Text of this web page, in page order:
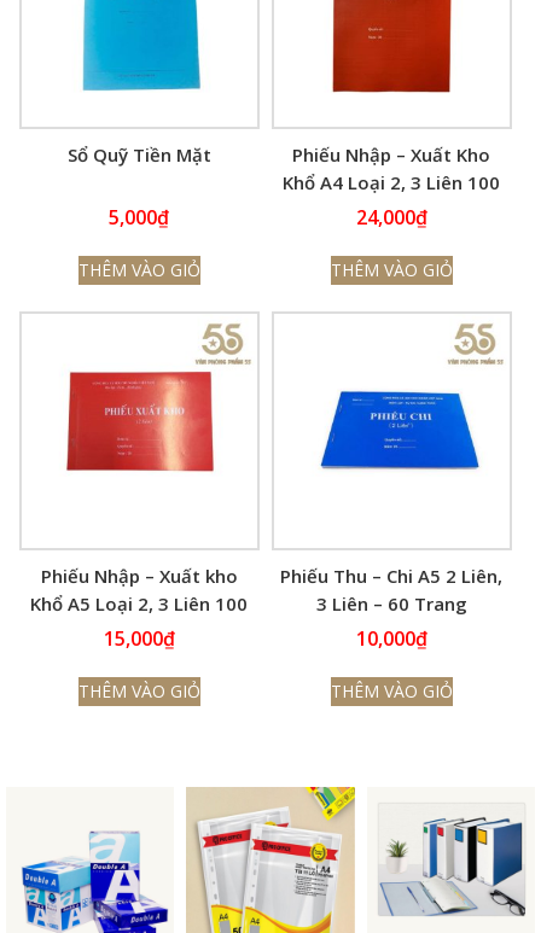
Sổ Quỹ Tiền Mặt
5,000₫
THÊM VÀO GIỎ
Phiếu Nhập – Xuất Kho
Khổ A4 Loại 2, 3 Liên 100
Trang
24,000₫
THÊM VÀO GIỎ
Phiếu Nhập – Xuất kho
Khổ A5 Loại 2, 3 Liên 100
Trang
15,000₫
THÊM VÀO GIỎ
Phiếu Thu – Chi A5 2 Liên,
3 Liên – 60 Trang
(13x19cm)
10,000₫
THÊM VÀO GIỎ